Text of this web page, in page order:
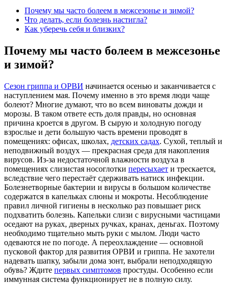
Почему мы часто болеем в межсезонье и зимой?
Что делать, если болезнь настигла?
Как уберечь себя и близких?
Почему мы часто болеем в межсезонье
и зимой?
Сезон гриппа и ОРВИ начинается осенью и заканчивается с
наступлением мая. Почему именно в это время люди чаще
болеют? Многие думают, что во всем виноваты дожди и
морозы. В таком ответе есть доля правды, но основная
причина кроется в другом. В сырую и холодную погоду
взрослые и дети большую часть времени проводят в
помещениях: офисах, школах, детских садах. Сухой, теплый и
неподвижный воздух — прекрасная среда для накопления
вирусов. Из-за недостаточной влажности воздуха в
помещениях слизистая носоглотки пересыхает и трескается,
вследствие чего перестаёт сдерживать натиск инфекции.
Болезнетворные бактерии и вирусы в большом количестве
содержатся в капельках слюны и мокроты. Несоблюдение
правил личной гигиены в несколько раз повышает риск
подхватить болезнь. Капельки слизи с вирусными частицами
оседают на руках, дверных ручках, кранах, деньгах. Поэтому
необходимо тщательно мыть руки с мылом. Люди часто
одеваются не по погоде. А переохлаждение — основной
пусковой фактор для развития ОРВИ и гриппа. Не захотели
надевать шапку, забыли дома зонт, выбрали неподходящую
обувь? Ждите первых симптомов простуды. Особенно если
иммунная система функционирует не в полную силу.